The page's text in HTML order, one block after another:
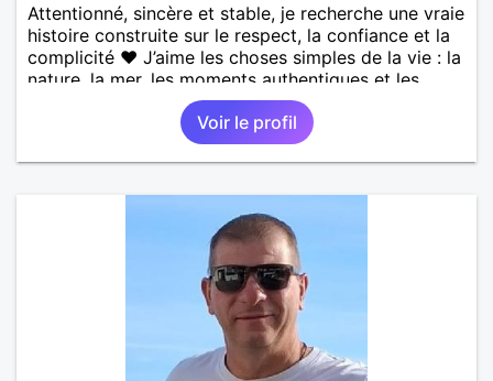
Attentionné, sincère et stable, je recherche une vraie
histoire construite sur le respect, la confiance et la
complicité ❤️ J’aime les choses simples de la vie : la
nature, la mer, les moments authentiques et les
personnes au grand cœur 🌊🌿 Très câlin et
affectueux, j’adore les petits moments de tendresse
et les calinous réguliers 😊❤️ La solitude finit parfois
par peser, alors si tu es en Nouvelle-Calédonie et
temps de discuter… et laissons l’avenir nous guider
Voir le profil